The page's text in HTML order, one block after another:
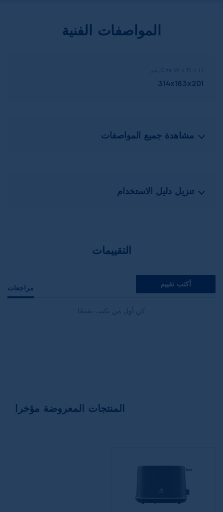
المواصفات الفنية
314x183x201
مشاهدة جميع المواصفات
تنزيل دليل الاستخدام
التقييمات
مراجعات أكتب تقييم
كن أول من يكتب تقييمًا
المنتجات المعروضة مؤخرا